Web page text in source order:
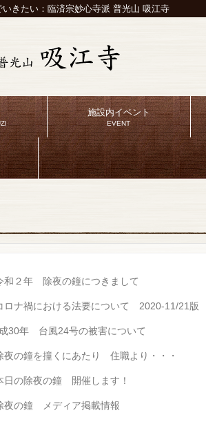
きたい：臨済宗妙心寺派 普光山 吸江寺
施設内イベント
EVENT
和２年 除夜の鐘につきまして
ロナ禍における法要について 2020-11/21版
30年 台風24号の被害について
夜の鐘を撞くにあたり 住職より・・・
日の除夜の鐘 開催します！
夜の鐘 メディア掲載情報